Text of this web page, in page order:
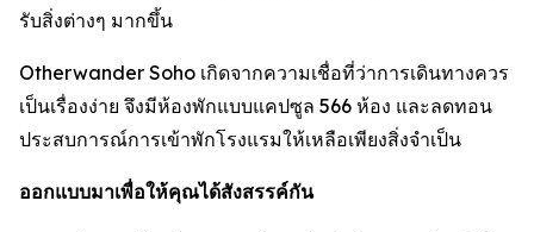
รับสิ่งต่างๆ มากขึ้น
Otherwander Soho เกิดจากความเชื่อที่ว่าการเดินทางควร
เป็นเรื่องง่าย จึงมีห้องพักแบบแคปซูล 566 ห้อง และลดทอน
ประสบการณ์การเข้าพักโรงแรมให้เหลือเพียงสิ่งจำเป็น
ออกแบบมาเพื่อให้คุณได้สังสรรค์กัน